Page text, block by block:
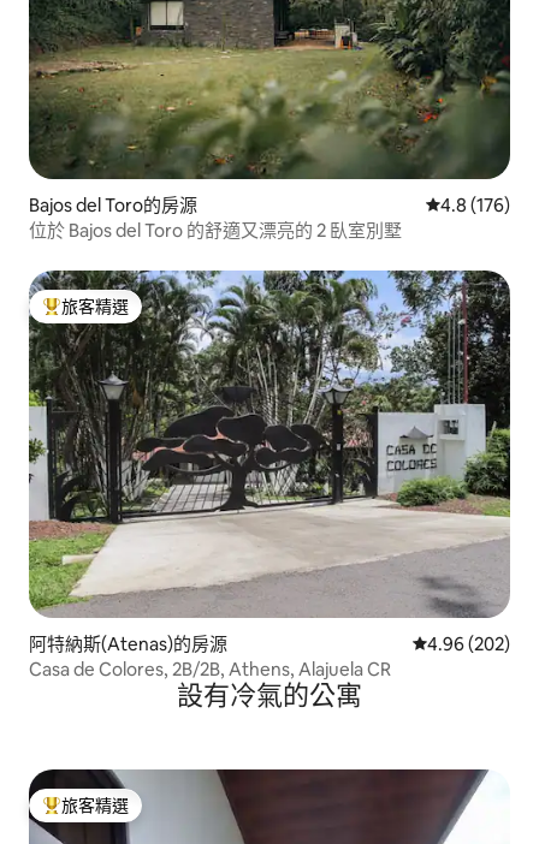
Bajos del Toro的房源 從 176 則評
4.8 (176)
位於 Bajos del Toro 的舒適又漂亮的 2 臥室別墅
旅客精選榜首
旅客精選
阿特納斯(Atenas)的房源 從 202 則評價
4.96 (202)
Casa de Colores, 2B/2B, Athens, Alajuela CR
設有冷氣的公寓
旅客精選榜首
旅客精選